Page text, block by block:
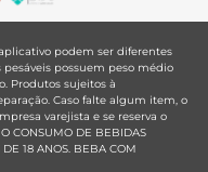
podem ser diferentes
possuem peso médio
Produtos sujeitos à
Caso falte algum item, o
varejista e se reserva o
CONSUMO DE BEBIDAS
18 ANOS. BEBA COM